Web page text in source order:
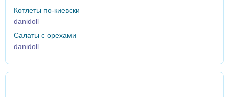
Котлеты по-киевски
danidoll
Салаты с орехами
danidoll